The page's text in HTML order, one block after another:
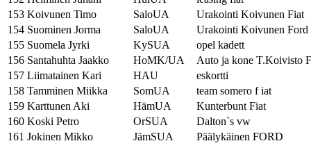
153 Koivunen Timo SaloUA
Urakointi Koivunen Fiat
154 Suominen Jorma SaloUA
Urakointi Koivunen Ford
155 Suomela Jyrki KySUA
opel kadett
156 Santahuhta Jaakko HoMK/UA
Auto ja kone T.Koivisto
157 Liimatainen Kari HAU
eskortti
158 Tamminen Miikka SomUA
team somero f iat
159 Karttunen Aki HämUA
Kunterbunt Fiat
160 Koski Petro OrSUA
Dalton`s vw
161 Jokinen Mikko JämSUA
Päälykäinen FORD